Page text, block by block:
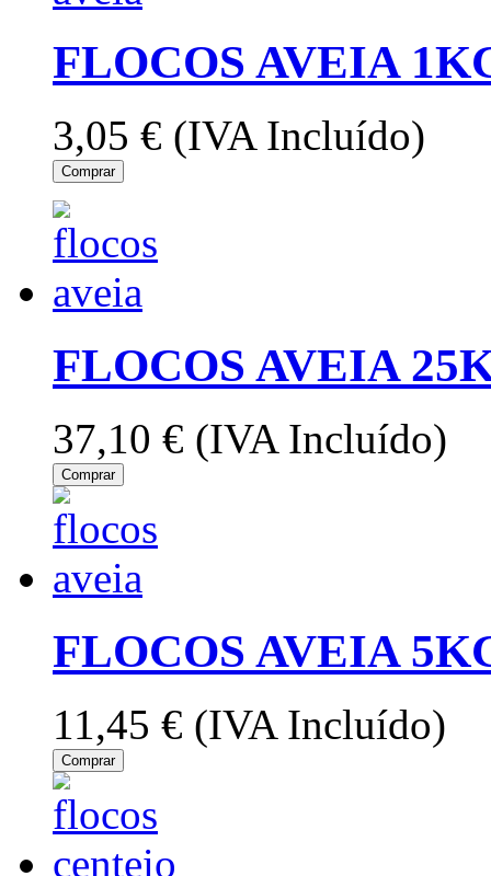
FLOCOS AVEIA
3,05 € (IVA Incluído)
Comprar
FLOCOS AVEIA
37,10 € (IVA Incluído)
Comprar
FLOCOS AVEIA
11,45 € (IVA Incluído)
Comprar